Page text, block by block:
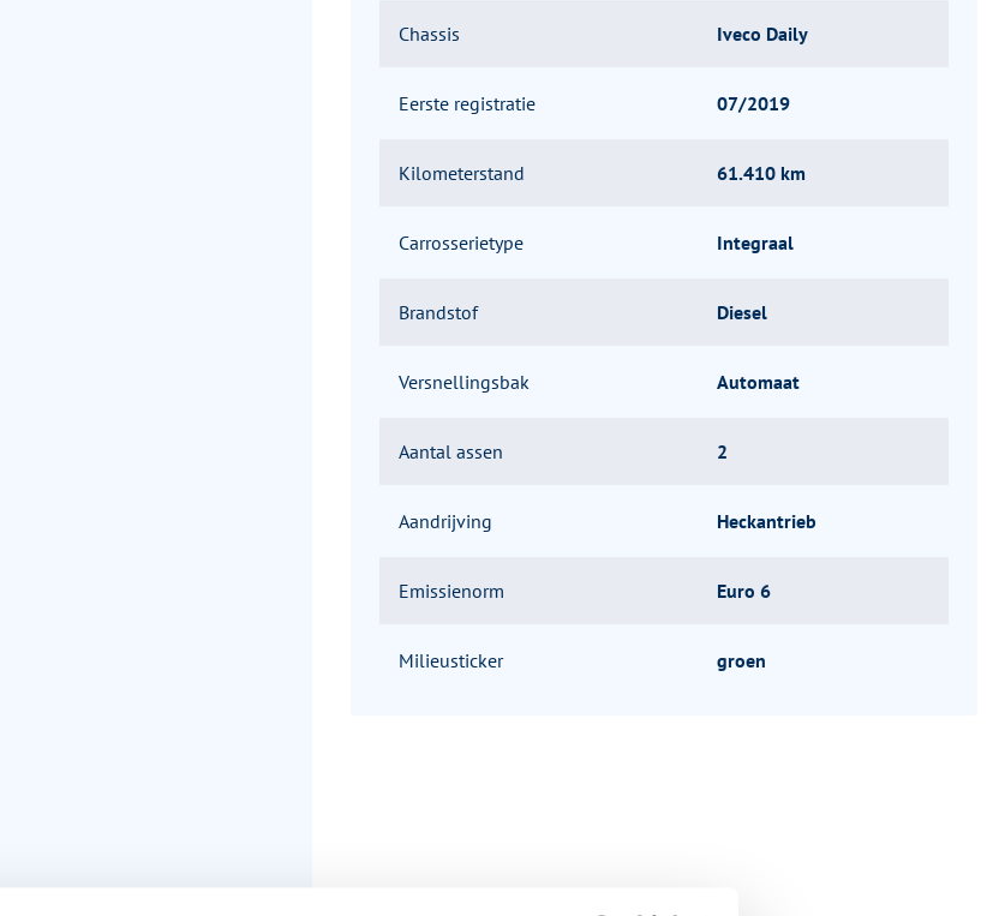
Chassis Iveco Daily
Eerste registratie 07/2019
Kilometerstand 61.410 km
Carrosserietype Integraal
Brandstof Diesel
Versnellingsbak Automaat
Aantal assen 2
Aandrijving Heckantrieb
Emissienorm Euro 6
Milieusticker groen